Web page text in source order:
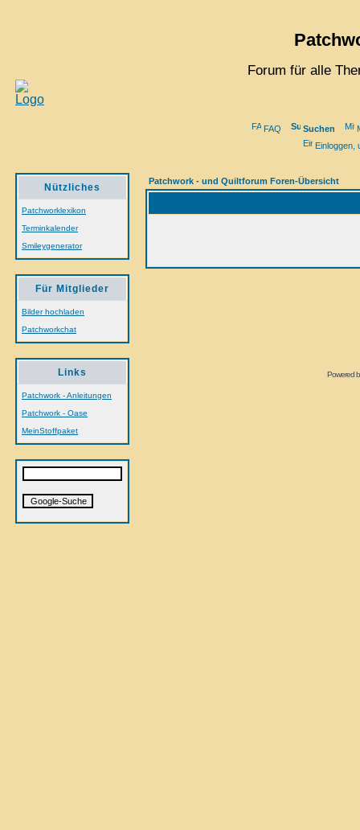
Forum für alle
FAQ Suchen
Einloggen,
Nützliches
Patchworklexikon
Terminkalender
Smileygenerator
Für Mitglieder
Bilder hochladen
Patchworkchat
Links
Patchwork - Anleitungen
Patchwork - Oase
MeinStoffpaket
Patchwork - und Quiltforum Foren-Übersicht
Powered